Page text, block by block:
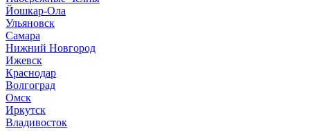
Йошкар-Ола
Ульяновск
Самара
Нижний Новгород
Ижевск
Краснодар
Волгоград
Омск
Иркутск
Владивосток